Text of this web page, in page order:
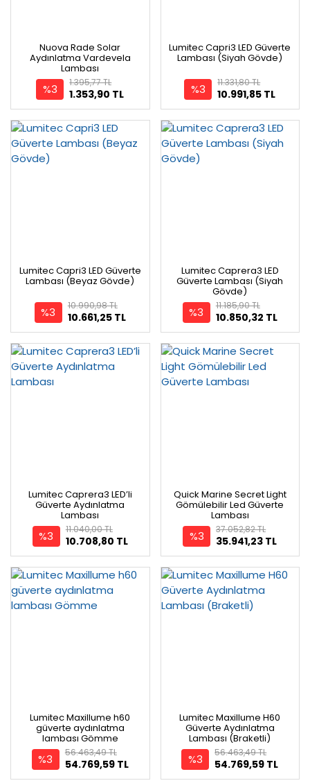
Nuova Rade Solar
Aydınlatma Vardevela
Lambası
%3 1.353,90 TL
1.395,77 TL
Lumitec Capri3 LED Güverte
Lambası (Siyah Gövde)
%3 10.991,85 TL
11.331,80 TL
Lumitec Capri3 LED Güverte
Lambası (Beyaz Gövde)
%3 10.661,25 TL
10.990,98 TL
Lumitec Caprera3 LED
Güverte Lambası (Siyah
Gövde)
%3 10.850,32 TL
11.185,90 TL
Lumitec Caprera3 LED’li
Güverte Aydınlatma
Lambası
%3 10.708,80 TL
11.040,00 TL
Quick Marine Secret Light
Gömülebilir Led Güverte
Lambası
%3 35.941,23 TL
37.052,82 TL
Lumitec Maxillume h60
güverte aydınlatma
lambası Gömme
%3 54.769,59 TL
56.463,49 TL
Lumitec Maxillume H60
Güverte Aydınlatma
Lambası (Braketli)
%3 54.769,59 TL
56.463,49 TL